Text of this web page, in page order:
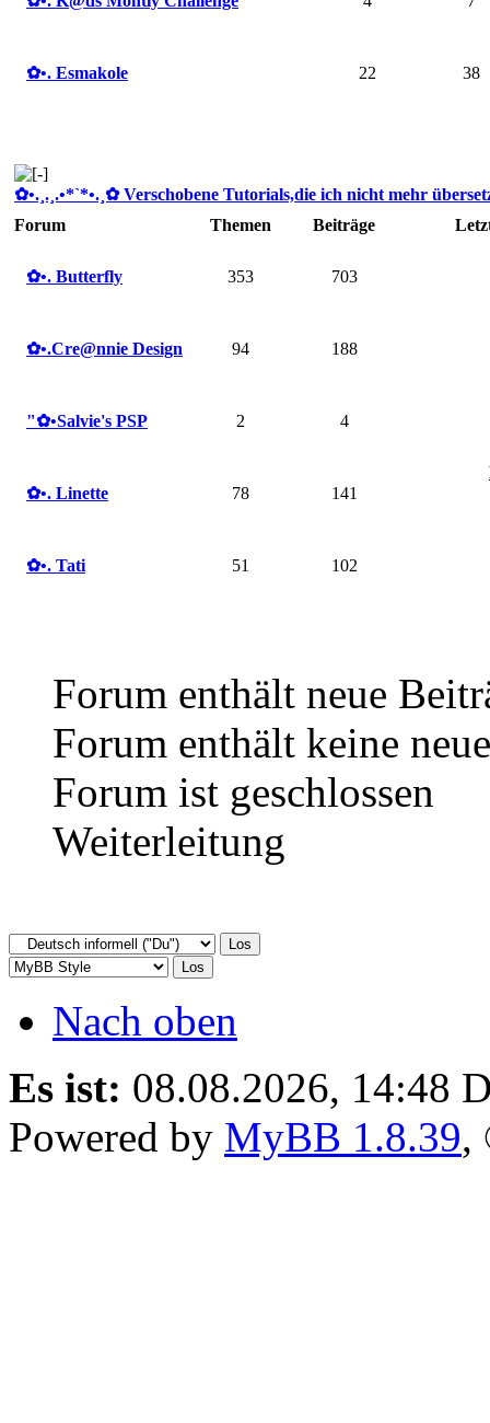
✿ •. Esmakole 22 38
✿ •.¸.¸.•*`*•.¸✿ Verschobene Tutorials,die ich nicht mehr
Forum
Themen Beiträge
✿ •. Butterfly 353 703
✿ •.Cre@nnie Design 94 188
"✿ •Salvie's PSP 2 4
✿ •. Linette 78 141
✿ •. Tati 51 102
Forum enthält neue
Forum enthält keine
Forum ist geschlossen
Weiterleitung
Nach oben
Es ist: 08.08.2026, 14:48
Powered by MyBB 1.8.39,